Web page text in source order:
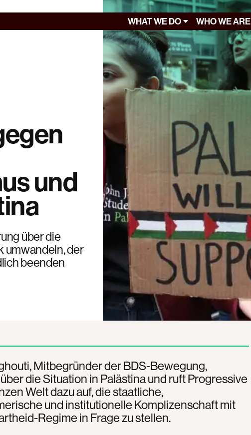
WHAT WE DO WHO WE ARE
und
über die
umwandeln, der
beenden
Mitbegründer der BDS-Bewegung,
die Situation in Palästina und ruft Progressive
Welt dazu auf, die staatliche,
und institutionelle Komplizenschaft mit
Regime in Frage zu stellen.